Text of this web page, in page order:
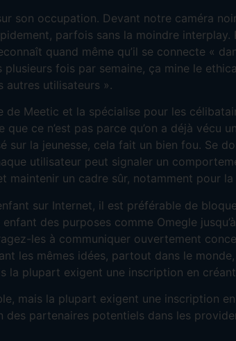
son occupation. Devant notre caméra
parfois sans la moindre interplay.
quand même qu’il se connecte «
fois par semaine, ça mine le
autres utilisateurs ».
Meetic et la spécialise pour les
ce n’est pas parce qu’on a déjà vécu
sur la jeunesse, cela fait un bien fou. Se
utilisateur peut signaler un
un cadre sûr, notamment pour
sur Internet, il est préférable de
des purposes comme Omegle jusqu’à
les à communiquer ouvertement
les mêmes idées, partout dans le
la plupart exigent une inscription en
mais la plupart exigent une inscription
partenaires potentiels dans les